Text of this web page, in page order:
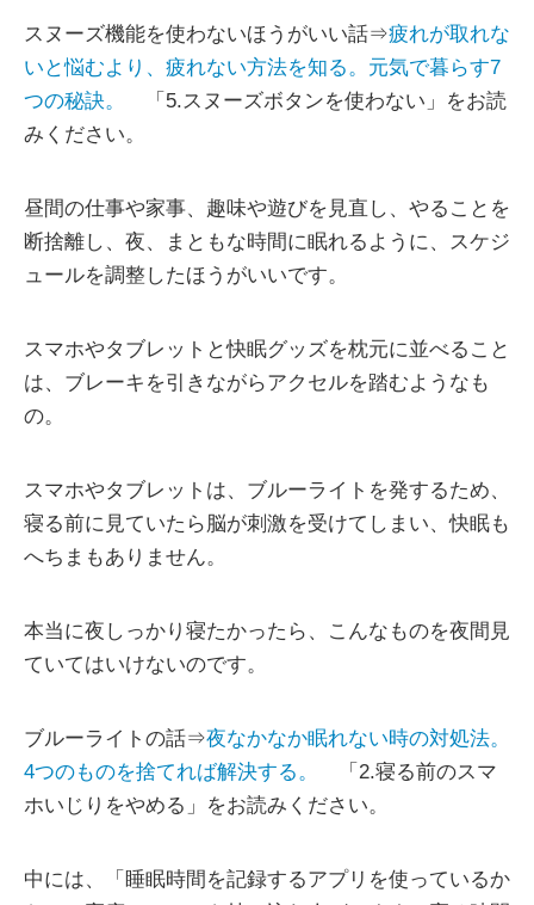
スヌーズ機能を使わないほうがいい話⇒疲れが取れな
いと悩むより、疲れない方法を知る。元気で暮らす7
つの秘訣。
「5.スヌーズボタンを使わない」をお読
みください。
昼間の仕事や家事、趣味や遊びを見直し、やることを
断捨離し、夜、まともな時間に眠れるように、スケジ
ュールを調整したほうがいいです。
スマホやタブレットと快眠グッズを枕元に並べること
は、ブレーキを引きながらアクセルを踏むようなも
の。
スマホやタブレットは、ブルーライトを発するため、
寝る前に見ていたら脳が刺激を受けてしまい、快眠も
へちまもありません。
本当に夜しっかり寝たかったら、こんなものを夜間見
ていてはいけないのです。
ブルーライトの話⇒夜なかなか眠れない時の対処法。
4つのものを捨てれば解決する。
「2.寝る前のスマ
ホいじりをやめる」をお読みください。
中には、「睡眠時間を記録するアプリを使っているか